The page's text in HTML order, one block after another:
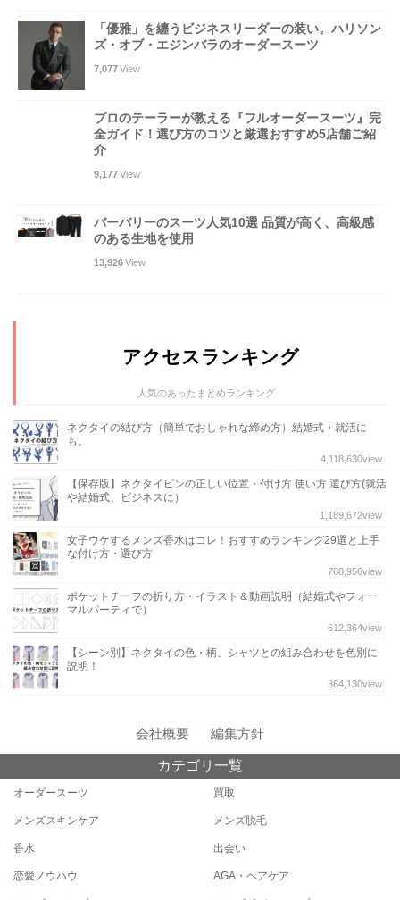
「優雅」を纏うビジネスリーダーの装い。ハリソン
ズ・オブ・エジンバラのオーダースーツ
7,077View
プロのテーラーが教える『フルオーダースーツ』完
全ガイド！選び方のコツと厳選おすすめ5店舗ご紹
介
9,177View
バーバリーのスーツ人気10選 品質が高く、高級感
のある生地を使用
13,926View
アクセスランキング
人気のあったまとめランキング
ネクタイの結び方（簡単でおしゃれな締め方）結婚式・就活に
も。
4,118,630view
【保存版】ネクタイピンの正しい位置・付け方 使い方 選び方(就活
や結婚式、ビジネスに）
1,189,672view
女子ウケするメンズ香水はコレ！おすすめランキング29選と上手
な付け方・選び方
788,956view
ポケットチーフの折り方・イラスト＆動画説明（結婚式やフォー
マルパーティで）
612,364view
【シーン別】ネクタイの色・柄、シャツとの組み合わせを色別に
説明！
364,130view
会社概要 編集方針
カテゴリ一覧
オーダースーツ 買取
メンズスキンケア メンズ脱毛
香水 出会い
恋愛ノウハウ AGA・ヘアケア